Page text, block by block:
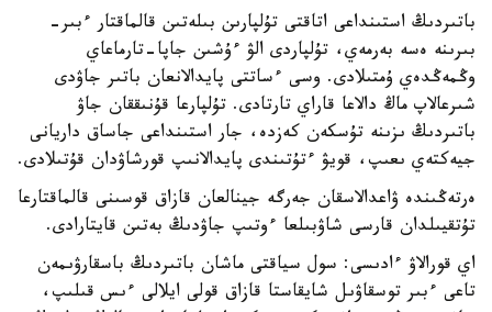
باتىردىڭ استىنداعى اتاقتى تۇلپارىن بىلەتىن قالماقتار ءبىر-
بىرىنە ەسە بەرمەي، تۇلپاردى الۋ ءۇشىن جاپا-تارماعاي
وڭمەڭدەي ۇمتىلادى. وسى ءساتتى پايدالانعان باتىر جاۋدى
شىرعالاپ ماڭ دالاعا قاراي تارتادى. تۇلپارعا قۇنىققان جاۋ
باتىردىڭ ىزىنە تۇسكەن كەزدە، جار استىنداعى جاساق داريانى
جيەكتەي ىعىپ، قويۋ ءتۇتىندى پايدالانىپ قورشاۋدان قۇتىلادى.
ەرتەڭىندە ۋاعدالاسقان جەرگە جينالعان قازاق قوسىنى قالماقتارعا
تۇتقيىلدان قارسى شاۋبىلعا ءوتىپ جاۋدىڭ بەتىن قايتارادى.
اي قورالاۋ ءادىسى: سول سياقتى ماشان باتىردىڭ باسقارۋىمەن
تاعى ءبىر توسقاۋىل شايقاستا قازاق قولى ايلالى ءىس قىلىپ،